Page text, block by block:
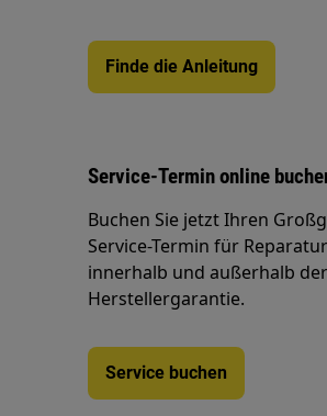
Finde die Anleitung
Service-Termin online
Buchen Sie jetzt Ihren
Service-Termin für
innerhalb und außerhalb der
Herstellergarantie.
Service buchen